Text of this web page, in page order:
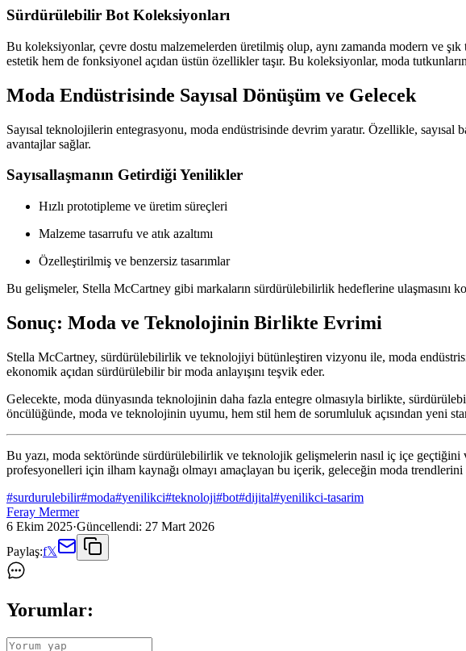
Sürdürülebilir Bot Koleksiyonları
Bu koleksiyonlar, çevre dostu malzemelerden üretilmiş olup, aynı zamanda modern ve
estetik hem de fonksiyonel açıdan üstün özellikler taşır. Bu koleksiyonlar, moda
Moda Endüstrisinde Sayısal Dönüşüm ve Gelecek
Sayısal teknolojilerin entegrasyonu, moda endüstrisinde devrim yaratır. Özellikle,
avantajlar sağlar.
Sayısallaşmanın Getirdiği Yenilikler
Hızlı prototipleme ve üretim süreçleri
Malzeme tasarrufu ve atık azaltımı
Özelleştirilmiş ve benzersiz tasarımlar
Bu gelişmeler, Stella McCartney gibi markaların sürdürülebilirlik hedeflerine ulaşmasını
Sonuç: Moda ve Teknolojinin Birlikte Evrimi
Stella McCartney, sürdürülebilirlik ve teknolojiyi bütünleştiren vizyonu ile, moda
ekonomik açıdan sürdürülebilir bir moda anlayışını teşvik eder.
Gelecekte, moda dünyasında teknolojinin daha fazla entegre olmasıyla birlikte,
öncülüğünde, moda ve teknolojinin uyumu, hem stil hem de sorumluluk açısından yeni
Bu yazı, moda sektöründe sürdürülebilirlik ve teknolojik gelişmelerin nasıl iç içe
profesyonelleri için ilham kaynağı olmayı amaçlayan bu içerik, geleceğin moda trendlerini
#surdurulebilir#moda#yenilikci#teknoloji#bot#dijital#yenilikci-tasarim
Feray Mermer
6 Ekim 2025·Güncellendi: 27 Mart 2026
Paylaş:f𝕏
Yorumlar: